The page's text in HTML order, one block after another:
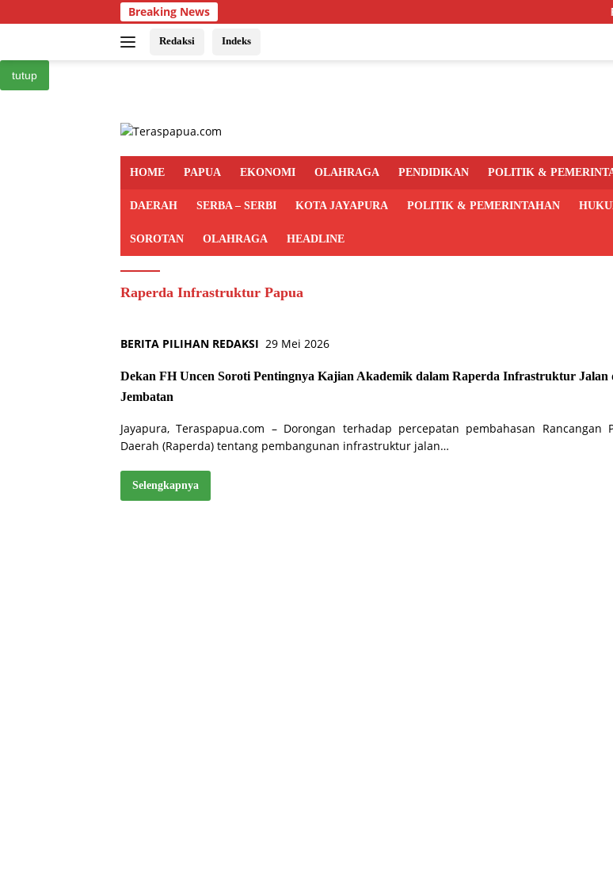
ke
Breaking News Partai
Redaksi Indeks
tutup
HOME PAPUA EKONOMI OLAHRAGA PENDIDIKAN POLITIK &
DAERAH SERBA – SERBI KOTA JAYAPURA POLITIK & PEMERINTAHAN
SOROTAN OLAHRAGA HEADLINE
Raperda Infrastruktur Papua
BERITA PILIHAN REDAKSI 29 Mei 2026
Dekan FH Uncen Soroti Pentingnya Kajian Akademik dalam Raperda Infrastruktur Jalan
Jembatan
Jayapura, Teraspapua.com – Dorongan terhadap percepatan pembahasan Rancangan
Daerah (Raperda) tentang pembangunan infrastruktur jalan…
Selengkapnya